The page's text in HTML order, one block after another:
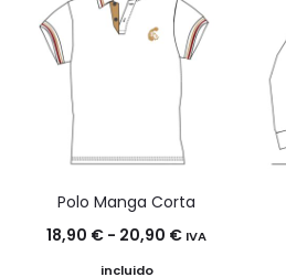
31,50 €
hasta
35,90 €
Polo Manga Corta
18,90 € - 20,90 €Rango
IVA
incluido